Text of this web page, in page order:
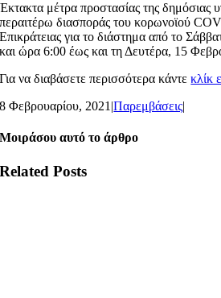
Έκτακτα μέτρα προστασίας της δημόσιας
περαιτέρω διασποράς του κορωνοϊού
Επικράτειας για το διάστημα από το
και ώρα 6:00 έως και τη Δευτέρα, 15
Για να διαβάσετε περισσότερα κάντεκλίκ
8 Φεβρουαρίου, 2021 |Παρεμβάσεις|
Μοιράσου αυτό το άρθρο
Related Posts